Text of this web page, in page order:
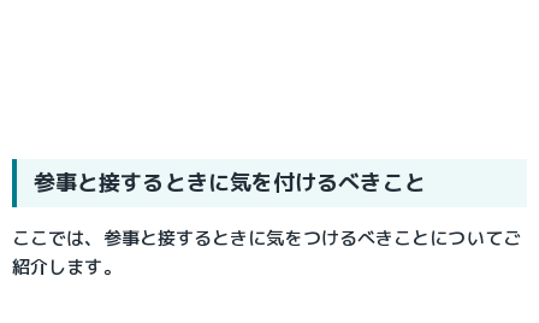
参事と接するときに気を付けるべきこと
ここでは、参事と接するときに気をつけるべきことについてご
紹介します。